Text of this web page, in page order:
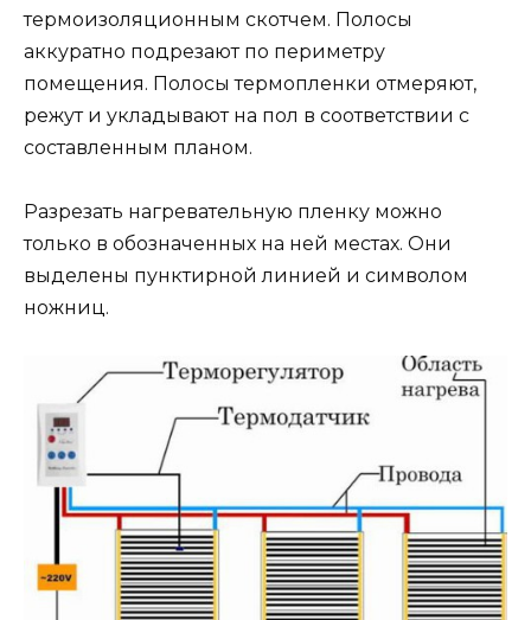
термоизоляционным скотчем. Полосы
аккуратно подрезают по периметру
помещения. Полосы термопленки отмеряют,
режут и укладывают на пол в соответствии с
составленным планом.
Разрезать нагревательную пленку можно
только в обозначенных на ней местах. Они
выделены пунктирной линией и символом
ножниц.